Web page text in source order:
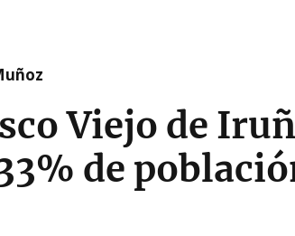
Viejo de
de